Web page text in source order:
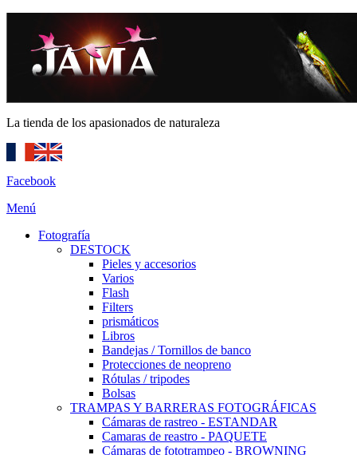
La tienda de los apasionados de naturaleza
Facebook
Menú
Fotografía
DESTOCK
Pieles y accesorios
Varios
Flash
Filters
prismáticos
Libros
Bandejas / Tornillos de banco
Protecciones de neopreno
Rótulas / tripodes
Bolsas
TRAMPAS Y BARRERAS FOTOGRÁFICAS
Cámaras de rastreo - ESTANDAR
Camaras de reastro - PAQUETE
Cámaras de fototrampeo - BROWNING